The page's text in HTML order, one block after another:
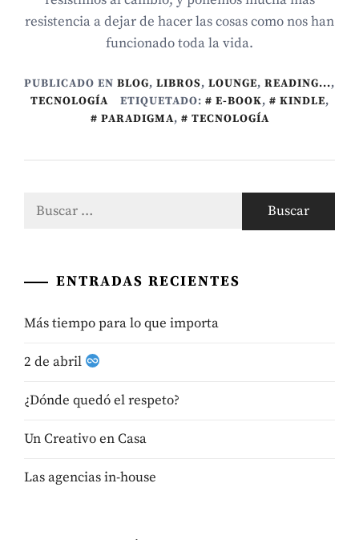
resistencia a dejar de hacer las cosas como nos han
funcionado toda la vida.
PUBLICADO EN BLOG, LIBROS, LOUNGE, READING...,
TECNOLOGÍ­A
ETIQUETADO: E-BOOK, KINDLE,
PARADIGMA, TECNOLOGÍA
Buscar:
ENTRADAS RECIENTES
Más tiempo para lo que importa
2 de abril
¿Dónde quedó el respeto?
Un Creativo en Casa
Las agencias in-house